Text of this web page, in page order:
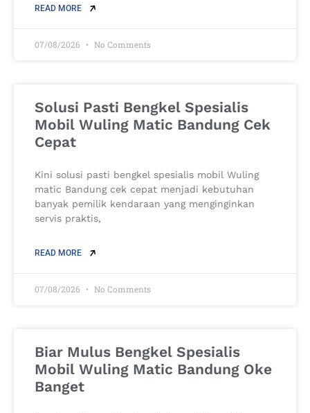
READ MORE
07/08/2026 No Comments
Solusi Pasti Bengkel Spesialis
Mobil Wuling Matic Bandung Cek
Cepat
Kini solusi pasti bengkel spesialis mobil Wuling
matic Bandung cek cepat menjadi kebutuhan
banyak pemilik kendaraan yang menginginkan
servis praktis,
READ MORE
07/08/2026 No Comments
Biar Mulus Bengkel Spesialis
Mobil Wuling Matic Bandung Oke
Banget